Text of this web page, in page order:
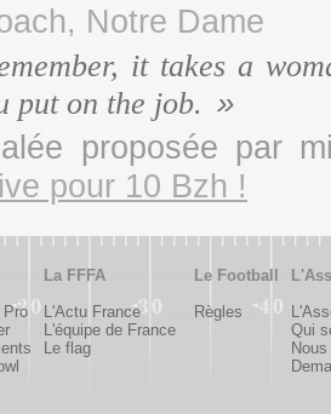
Notre Dame
it takes a
put on the job.
proposée par
pour 10 Bzh !
Pro
La FFFA
L'Actu France
L'équipe de France
Le flag
Le Football
Règles
Qui